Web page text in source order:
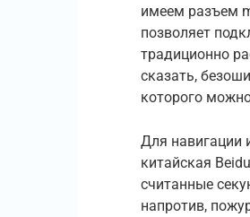
имеем разъем
позволяет
традиционно
сказать,
которого
Для навигации
китайская
считанные
напротив,